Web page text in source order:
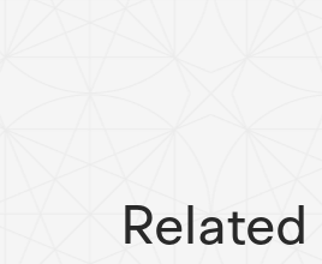
Related